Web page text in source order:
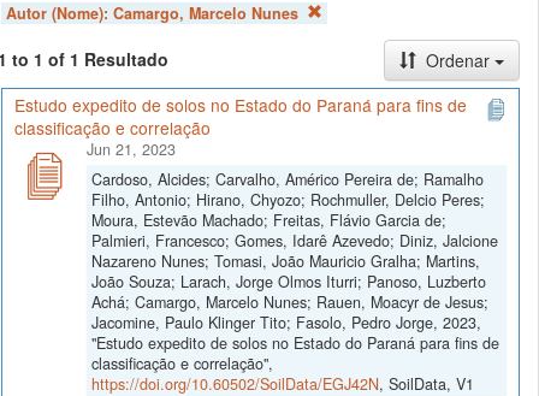
Autor (Nome): Camargo, Marcelo Nunes
to 1 of 1 Resultado
Ordenar
Estudo expedito de solos no Estado do Paraná para fins de
classificação e correlação
Jun 21, 2023
Cardoso, Alcides; Carvalho, Américo Pereira de; Ramalho
Filho, Antonio; Hirano, Chyozo; Rochmuller, Delcio Peres;
Moura, Estevão Machado; Freitas, Flávio Garcia de;
Palmieri, Francesco; Gomes, Idarê Azevedo; Diniz, Jalcione
Nazareno Nunes; Tomasi, João Mauricio Gralha; Martins,
João Souza; Larach, Jorge Olmos Iturri; Panoso, Luzberto
Achá; Camargo, Marcelo Nunes; Rauen, Moacyr de Jesus;
Jacomine, Paulo Klinger Tito; Fasolo, Pedro Jorge, 2023,
"Estudo expedito de solos no Estado do Paraná para fins de
classificação e correlação",
https://doi.org/10.60502/SoilData/EGJ42N, SoilData, V1